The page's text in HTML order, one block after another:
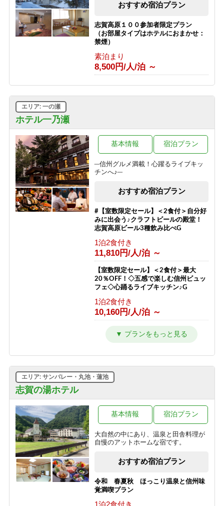
おすすめ宿泊プラン
志賀高原１００参加者限定プラン
（お部屋タイプはホテルにおまかせ：
禁煙）
素泊まり
8,500円/人/泊 ～
ホテル一乃瀬
エリア: 一の瀬
─信州グルメ満載！心躍るライブキッ
チンへ♪─
基本情報 宿泊プラン
おすすめ宿泊プラン
#【室数限定セール】＜2食付＞自分好
みに出会う♪クラフトビールの殿堂！
志賀高原ビール3種飲み比べG
1泊2食付き
11,810円/人/泊 ～
【室数限定セール】＜2食付＞最大
20％OFF！◇五感で楽しむ信州ビュッ
フェ◇心踊るライブキッチン♪G
1泊2食付き
10,160円/人/泊 ～
【2連泊以上限定】＜2食付＞最大
20％OFF◇五感で楽しむ信州ビュッフ
10,160円/人/泊 ～
れるライブキッチン＜2食付＞G
1泊2食付き
10,825円/人/泊 ～
【28日前限定】＜2食付＞最大
20％OFF！◇五感で楽しむ信州ビュッ
フェ◇心踊るライブキッチン♪G
1泊2食付き
10,160円/人/泊 ～
志賀の湯ホテル
エリア: サンバレー・丸池・蓮池
大自然の中にあり、温泉と田舎料理が
自慢のアットホームな宿です。
基本情報 宿泊プラン
おすすめ宿泊プラン
令和 春夏秋 ほっこり温泉と信州味
覚満喫プラン
1泊2食付き